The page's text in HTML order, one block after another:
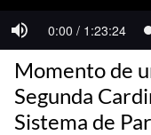
Momento de
Segunda
Sistema de